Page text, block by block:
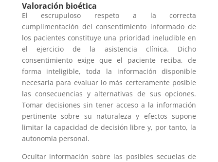
Valoración bioética
El escrupuloso respeto a la correcta
cumplimentación del consentimiento informado de
los pacientes constituye una prioridad ineludible en
el ejercicio de la asistencia clínica. Dicho
consentimiento exige que el paciente reciba, de
forma inteligible, toda la información disponible
necesaria para evaluar lo más certeramente posible
las consecuencias y alternativas de sus opciones.
Tomar decisiones sin tener acceso a la información
pertinente sobre su naturaleza y efectos supone
limitar la capacidad de decisión libre y, por tanto, la
autonomía personal.
Ocultar información sobre las posibles secuelas de